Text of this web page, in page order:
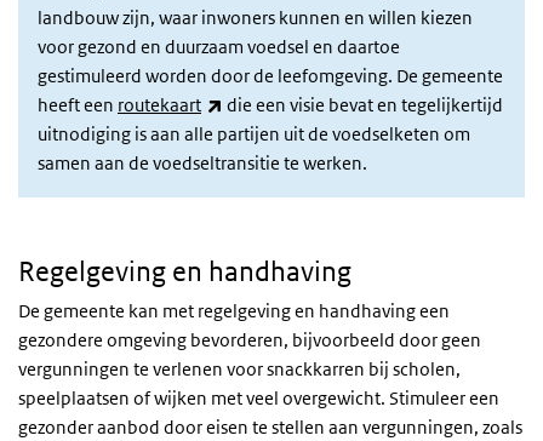
landbouw zijn, waar inwoners kunnen en willen kiezen
voor gezond en duurzaam voedsel en daartoe
gestimuleerd worden door de leefomgeving. De gemeente
heeft een routekaart (externe link)
die een visie bevat en tegelijkertijd
uitnodiging is aan alle partijen uit de voedselketen om
samen aan de voedseltransitie te werken.
Regelgeving en handhaving
De gemeente kan met regelgeving en handhaving een
gezondere omgeving bevorderen, bijvoorbeeld door geen
vergunningen te verlenen voor snackkarren bij scholen,
speelplaatsen of wijken met veel overgewicht. Stimuleer een
gezonder aanbod door eisen te stellen aan vergunningen, zoals